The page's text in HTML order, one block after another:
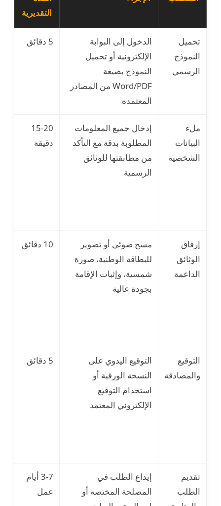
التقديرية
تحميل
النموذج
الرسمي
الدخول إلى البوابة
الإلكترونية أو تحميل
النموذج بصيغة
Word/PDF من المصادر
المعتمدة
5 دقائق
ملء
البيانات
الشخصية
إدخال جميع المعلومات
المطلوبة بدقة مع التأكد
من مطابقتها للوثائق
الرسمية
15-20
دقيقة
إرفاق
الوثائق
الداعمة
مسح ضوئي أو تصوير
للبطاقة الوطنية، صورة
شمسية، وإثبات الإقامة
بجودة عالية
10 دقائق
التوقيع
والمصادقة
التوقيع اليدوي على
النسخة الورقية أو
استخدام التوقيع
الإلكتروني المعتمد
5 دقائق
تقديم
الطلب
إيداع الطلب في
المصلحة المختصة أو
3-7 أيام
عمل